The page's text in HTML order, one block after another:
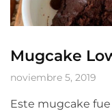
Mugcake
noviembre 5, 2019
Este mugcake